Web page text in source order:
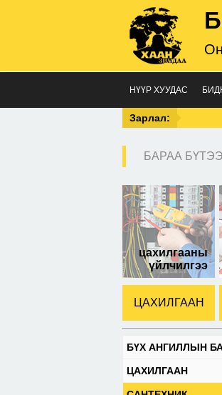
НҮҮР ХУУДАС
Зарлал:
БАРАА
цахилгааны
үйлчилгээ
ЦАХИЛГААН
БҮХ АНГИЛЛЫН
ЦАХИЛГААН